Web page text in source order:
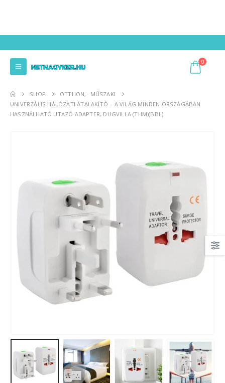
0
SHOP OTTHON,
MŰSZAKI
UNIVERZÁLIS HÁLÓZATI ÁTALAKÍTÓ – A VILÁG MINDEN ORSZÁGÁBAN
HASZNÁLHATÓ UTAZÓ ADAPTER, DUGVILLA (THM)(BBL)